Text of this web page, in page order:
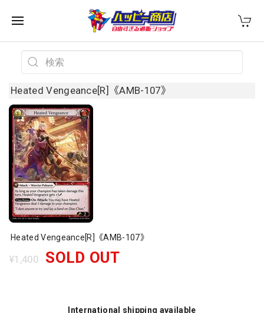
Heated Vengeance[R]《AMB-107》
Heated Vengeance[R]《AMB-107》
¥1,400 SOLD OUT
International shipping available